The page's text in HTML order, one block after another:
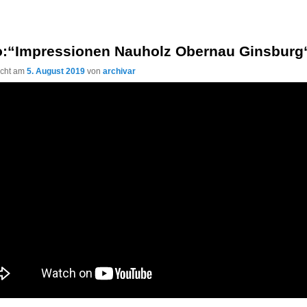
Nauholz Obernau
am5. August 2019 vonarchivar